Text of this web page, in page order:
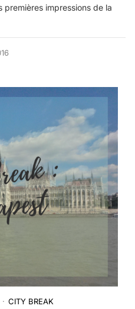
premières impressions de la
CITY BREAK